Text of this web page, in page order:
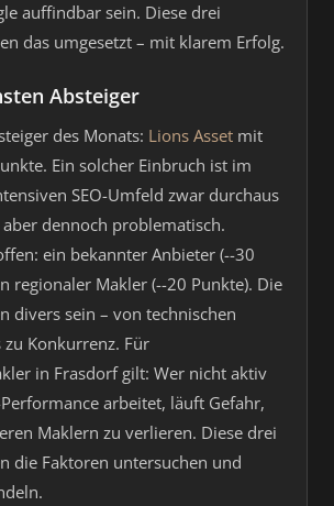
auffindbar sein. Diese drei
das umgesetzt – mit klarem Erfolg.
Absteiger
des Monats: Lions Asset mit
Ein solcher Einbruch ist im
SEO-Umfeld zwar durchaus
dennoch problematisch.
ein bekannter Anbieter (--30
regionaler Makler (--20 Punkte). Die
divers sein – von technischen
Konkurrenz. Für
in Frasdorf gilt: Wer nicht aktiv
arbeitet, läuft Gefahr,
Maklern zu verlieren. Diese drei
die Faktoren untersuchen und